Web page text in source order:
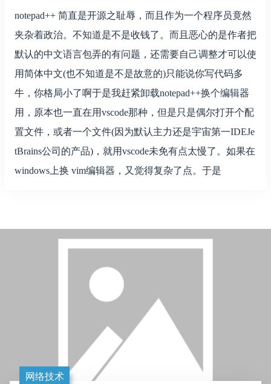
notepad++ 简直是开源之耻辱，而且作为一个程序员竟然
夹杂着政治。不知道是不是收钱了。而且恶心的是作者把
默认的中文语言包弄的有问题，还需要自己调整才可以使
用简体中文(也不知道是不是故意的)只能说你写代码多
牛，你格局小了啊于是我赶紧卸载notepad++换个编辑器
用，原本也一直在用vscode那种，但是只是偶尔打开个配
置文件，或者一个文件(因为默认主力还是宇宙第一IDEJe
tBrains公司的产品)，就用vscode未免有点太慢了。如果在
windows上换 vim编辑器，又觉得复杂了点。于是
网络技术